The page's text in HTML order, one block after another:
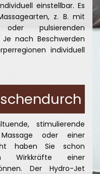
einstellbar. Es
z. B. mit
oder pulsierenden
nach Beschwerden
individuell
stimulierende
oder einer
haben Sie schon
Wirkkräfte einer
Der Hydro-Jet